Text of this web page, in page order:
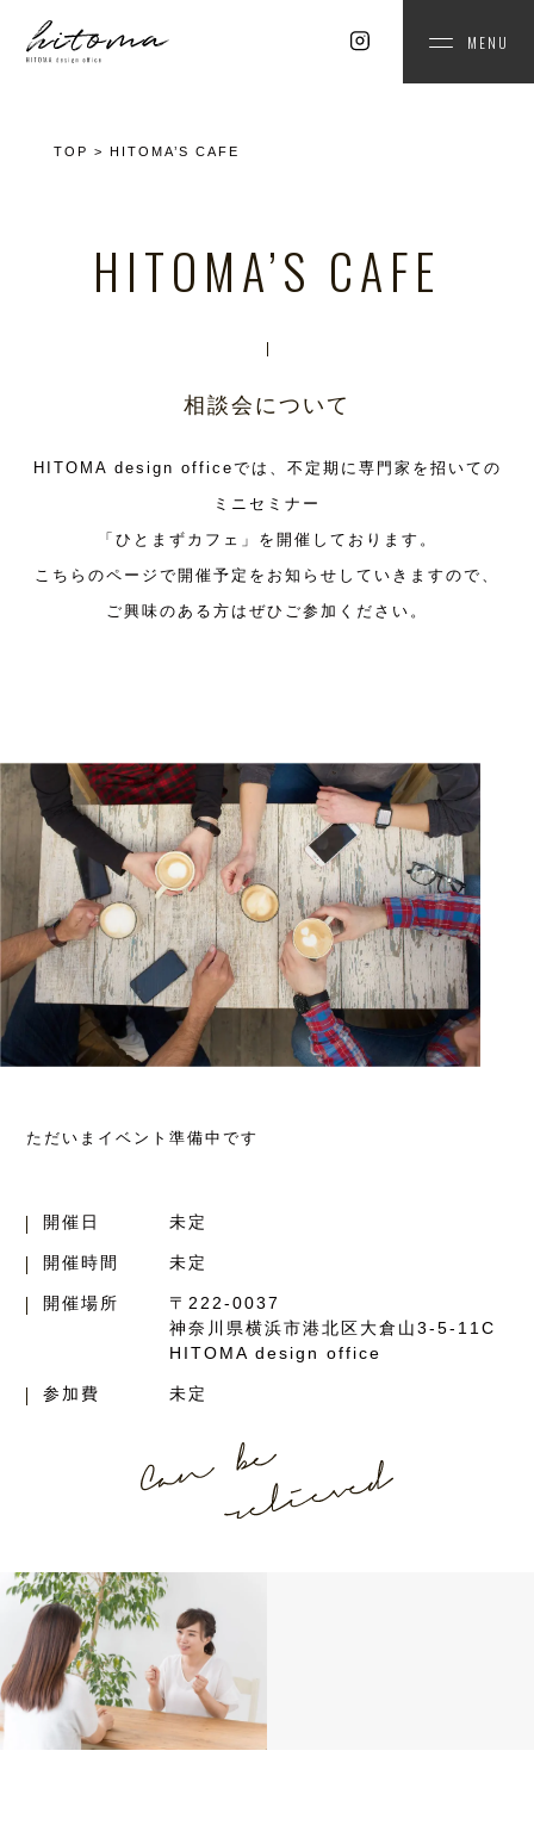
MENU
TOP > HITOMA’S CAFE
HITOMA’S CAFE
相談会について
HITOMA design officeでは、不定期に専門家を招いての
ミニセミナー
「ひとまずカフェ」を開催しております。
こちらのページで開催予定をお知らせしていきますので、
ご興味のある方はぜひご参加ください。
ただいまイベント準備中です
開催日 未定
開催時間 未定
開催場所
〒222-0037
神奈川県横浜市港北区大倉山3-5-11C
HITOMA design office
参加費 未定